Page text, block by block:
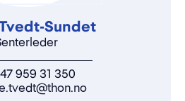
Sundet
959 31 350